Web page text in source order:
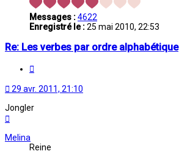
Messages :4622
Enregistré le :25 mai 2010, 22:53
Re: Les verbes par ordre alphabétique
29 avr. 2011, 21:10
Jongler
Melina
Reine